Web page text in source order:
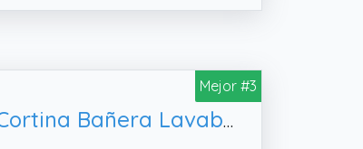
Mejor #3
KAIMEIYU Cortina de Ducha Poliéster Cortina de Baño con 12 Ganchos Cortina Bañera Lavable a Máquina Impermeable 180 x 180 cm Azul